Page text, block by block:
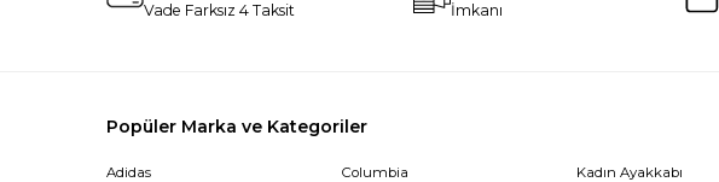
Vade Farksız 4 Taksit
İmkanı
Popüler Marka ve Kategoriler
Adidas
Columbia
Kadın Ayakkabı